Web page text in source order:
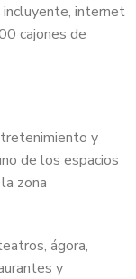
internet
cajones de
y
de los espacios
zona
ágora,
y